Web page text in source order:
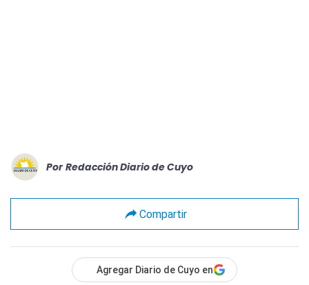
Por Redacción Diario de Cuyo
Compartir
Agregar Diario de Cuyo en